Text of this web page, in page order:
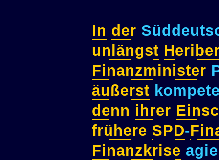
In der
unlängst
Finanzminister
äußerst
denn ihrer
frühere SPD-
Finanzkrise